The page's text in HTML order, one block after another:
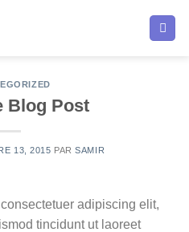
Blog Post
13, 2015 PARSAMIR
adipiscing elit,
tincidunt ut laoreet